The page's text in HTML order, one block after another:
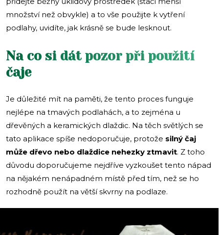
množství než obvykle) a to vše použijte k vytření
podlahy, uvidíte, jak krásně se bude lesknout.
Na co si dát pozor při použití
čaje
Je důležité mít na paměti, že tento proces funguje
nejlépe na tmavých podlahách, a to zejména u
dřevěných a keramických dlaždic. Na těch světlých se
tato aplikace spíše nedoporučuje, protože silný čaj
může dřevo nebo dlaždice nehezky ztmavit. Z toho
důvodu doporučujeme nejdříve vyzkoušet tento nápad
na nějakém nenápadném místě před tím, než se ho
rozhodně použít na větší skvrny na podlaze.